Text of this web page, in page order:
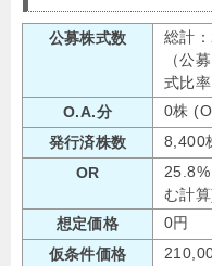
公募株式数
総計
（公
式比
O.A.分
0株
発行済株数
8,400
OR
む計
想定価格
0円
仮条件価格